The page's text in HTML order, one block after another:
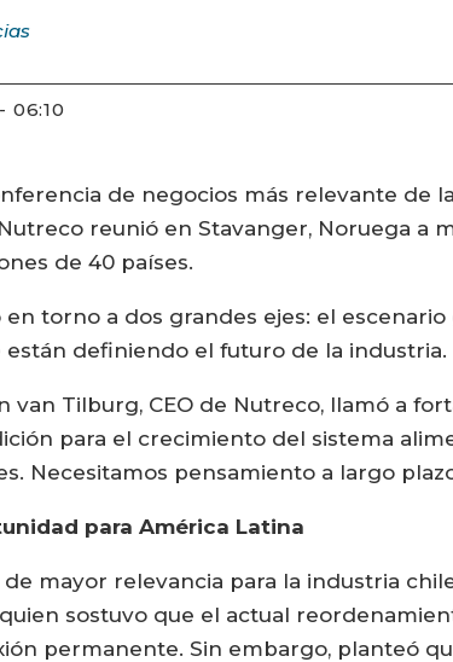
06:10
de negocios más relevante
reunió en Stavanger, Noruega a
de 40 países.
en torno a dos grandes ejes: el
están definiendo el futuro de la industria.
van Tilburg, CEO de Nutreco, llamó a
para el crecimiento del sistema
Necesitamos pensamiento a largo
para América Latina
mayor relevancia para la industria
sostuvo que el actual
permanente. Sin embargo, planteó